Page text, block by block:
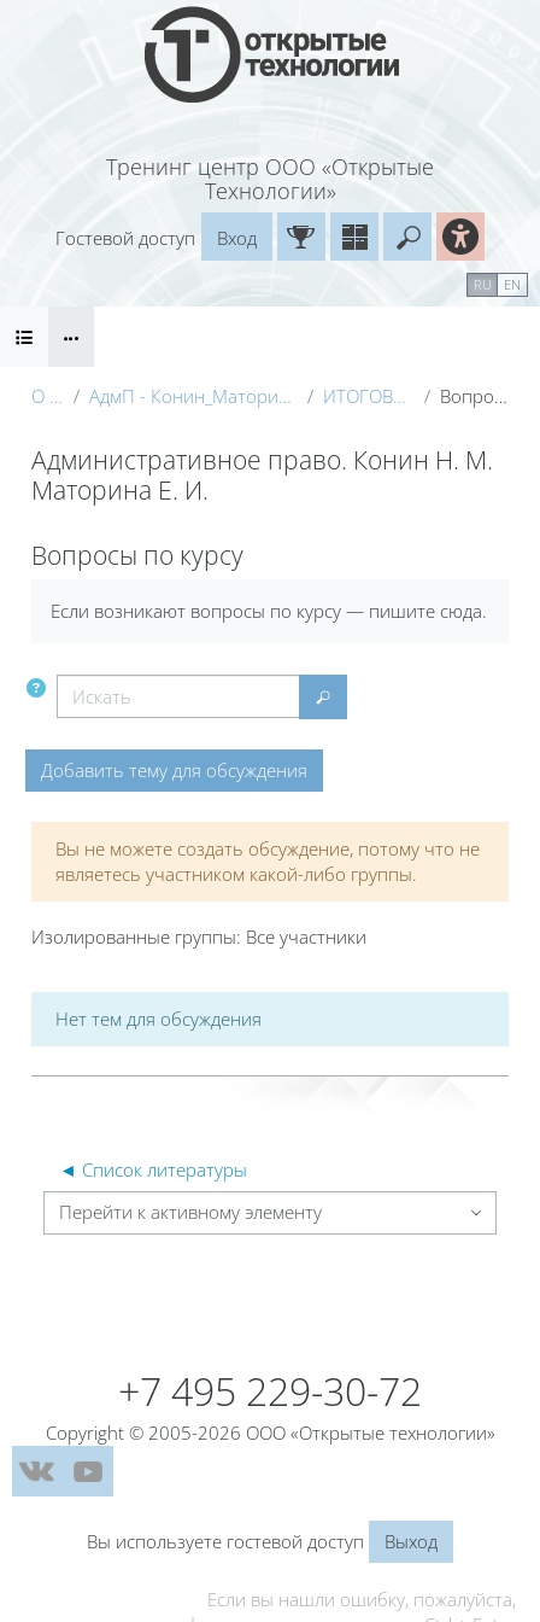
Перейти к основному содержанию
Тренинг центр ООО «Открытые
Технологии»
Введите
Гостевой доступ
Вход
RU EN
Блоки
О курсе АдмП - Конин_Маторина (Электронный курс)_Демо ИТОГОВЫЙ КОНТРОЛЬ Вопросы по курсу
Административное право. Конин Н. М.
Маторина Е. И.
Вопросы по курсу
Если возникают вопросы по курсу — пишите сюда.
Искать
Искать
Добавить тему для обсуждения
Вы не можете создать обсуждение, потому что не
являетесь участником какой-либо группы.
Изолированные группы: Все участники
Нет тем для обсуждения
◄ Список литературы
Перейти к активному элементу
+7 495 229-30-72
Copyright © 2005-2026 ООО «Открытые технологии»
Вы используете гостевой доступ Выход
Если вы нашли ошибку, пожалуйста,